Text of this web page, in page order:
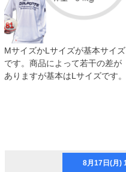
MサイズかLサイズが基本サイズ
です。商品によって若干の差が
ありますが基本はLサイズです。